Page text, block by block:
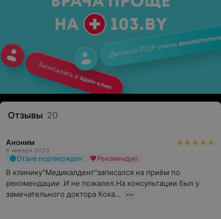
Отзывы 20
Аноним
6 января 2020
Отзыв подтвержден Рекомендую
В клинику"Медикалдент"записался на приём по
рекомендации .И не пожалел.На консультации был у
замечательного доктора Коха...